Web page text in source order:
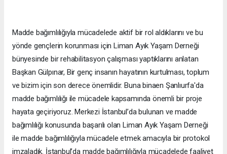
Madde bağımlılığıyla mücadelede aktif bir rol aldıklarını ve bu
yönde gençlerin korunması için Liman Ayık Yaşam Derneği
bünyesinde bir rehabilitasyon çalışması yaptıklarını anlatan
Başkan Gülpınar, Bir genç insanın hayatının kurtulması, toplum
ve bizim için son derece önemlidir. Buna binaen Şanlıurfa'da
madde bağımlılığı ile mücadele kapsamında önemli bir proje
hayata geçiriyoruz. Merkezi İstanbul’da bulunan ve madde
bağımlılığı konusunda başarılı olan Liman Ayık Yaşam Derneği
ile madde bağımlılığıyla mücadele etmek amacıyla bir protokol
imzaladık. İstanbul’da madde bağımlılığıyla mücadelede faaliyet